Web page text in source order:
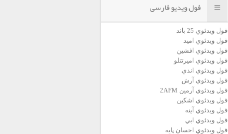
فول ویدیو فارسی
فول ويدئوي 25 باند
فول ويدئوي اميد
فول ويدئوي افشين
فول ويدئوي اميرتتلو
فول ويدئوي اندي
فول ويدئوي آرش
فول ويدئوي آرمين 2AFM
فول ويدئوي اشكين
فول ويدئوي آينه
فول ويدئوي ابي
فول ويدئوي احسان پايه